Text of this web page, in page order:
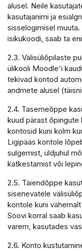
alusel. Neile
kasutajanimi ja
sisselogimisel
isikukoodi, saab ta
2.3. Välisüliõpilaste
ülikooli Moodle'i
tekivad kontod
andmete alusel
2.4. Tasemeõppe
kuud pärast
kontosid kuni kolm
Ligipääs kontole
sulgemist, üldjuhul
katkestamist või
2.5. Täiendõppe
sisenevatele
kontole kuni
Soovi korral saab
varem, kasutades
2.6. Konto